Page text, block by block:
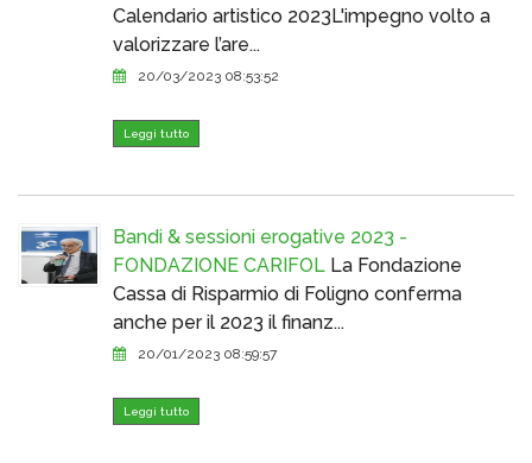
Calendario artistico 2023L'impegno volto a
valorizzare l’are...
20/03/2023 08:53:52
Leggi tutto
Bandi & sessioni erogative 2023 -
FONDAZIONE CARIFOL La Fondazione
Cassa di Risparmio di Foligno conferma
anche per il 2023 il finanz...
20/01/2023 08:59:57
Leggi tutto